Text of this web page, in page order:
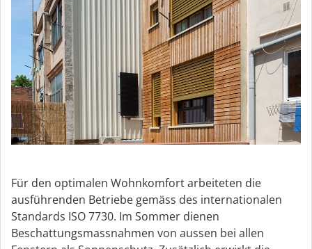
Für den optimalen Wohnkomfort arbeiteten die
ausführenden Betriebe gemäss des internationalen
Standards ISO 7730. Im Sommer dienen
Beschattungsmassnahmen von aussen bei allen